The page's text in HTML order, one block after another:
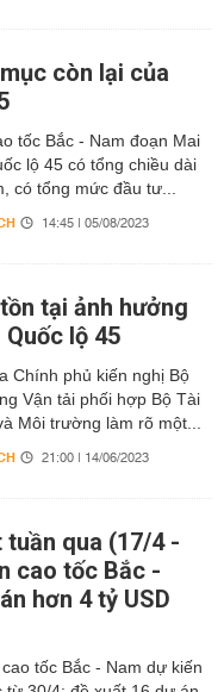
còn lại của
tốc Bắc - Nam đoạn Mai
lộ 45 có tổng chiều dài
có tổng mức đầu tư...
14:45 | 05/08/2023
tại ảnh hưởng
lộ 45
Chính phủ kiến nghị Bộ
Vận tải phối hợp Bộ Tài
Môi trường làm rõ một...
21:00 | 14/06/2023
qua (17/4 -
cao tốc Bắc -
hơn 4 tỷ USD
tốc Bắc - Nam dự kiến